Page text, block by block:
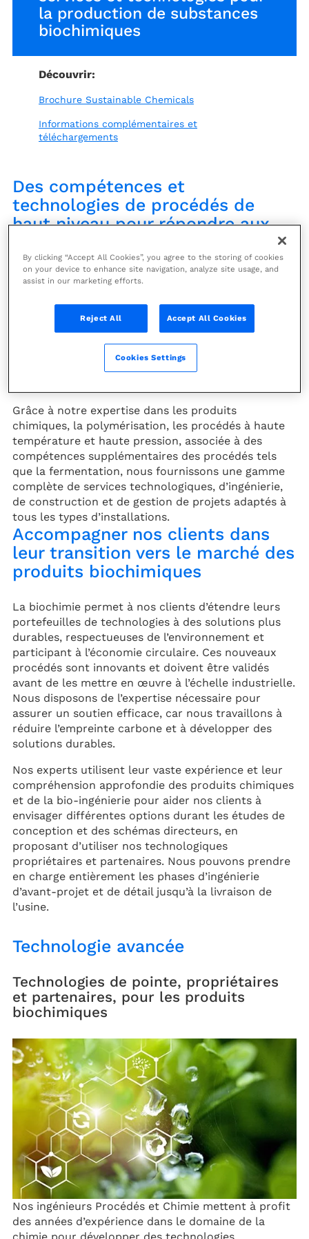
la production de substances
biochimiques
Découvrir:
Brochure Sustainable Chemicals
Informations complémentaires et
téléchargements
Des compétences et
technologies de procédés de
haut niveau pour répondre aux
Figurant parmi les plus grandes entreprises de
position unique dans le développement et la
fourniture de services destinés au marché des
technologies et de services permet à nos clients de
développer et d’améliorer leurs projets basés sur
Grâce à notre expertise dans les produits
chimiques, la polymérisation, les procédés à haute
température et haute pression, associée à des
compétences supplémentaires des procédés tels
que la fermentation, nous fournissons une gamme
complète de services technologiques, d’ingénierie,
de construction et de gestion de projets adaptés à
tous les types d’installations.
Accompagner nos clients dans
leur transition vers le marché des
produits biochimiques
La biochimie permet à nos clients d’étendre leurs
portefeuilles de technologies à des solutions plus
durables, respectueuses de l’environnement et
participant à l’économie circulaire. Ces nouveaux
procédés sont innovants et doivent être validés
avant de les mettre en œuvre à l’échelle industrielle.
Nous disposons de l’expertise nécessaire pour
assurer un soutien efficace, car nous travaillons à
réduire l’empreinte carbone et à développer des
solutions durables.
Nos experts utilisent leur vaste expérience et leur
compréhension approfondie des produits chimiques
et de la bio-ingénierie pour aider nos clients à
envisager différentes options durant les études de
conception et des schémas directeurs, en
proposant d’utiliser nos technologiques
propriétaires et partenaires. Nous pouvons prendre
en charge entièrement les phases d’ingénierie
d’avant-projet et de détail jusqu’à la livraison de
l’usine.
Technologie avancée
Technologies de pointe, propriétaires
et partenaires, pour les produits
biochimiques
Nos ingénieurs Procédés et Chimie mettent à profit
des années d’expérience dans le domaine de la
By clicking “Accept All Cookies”, you agree to the storing of cookies
on your device to enhance site navigation, analyze site usage, and
assist in our marketing efforts.
Reject All Accept All Cookies
Cookies Settings